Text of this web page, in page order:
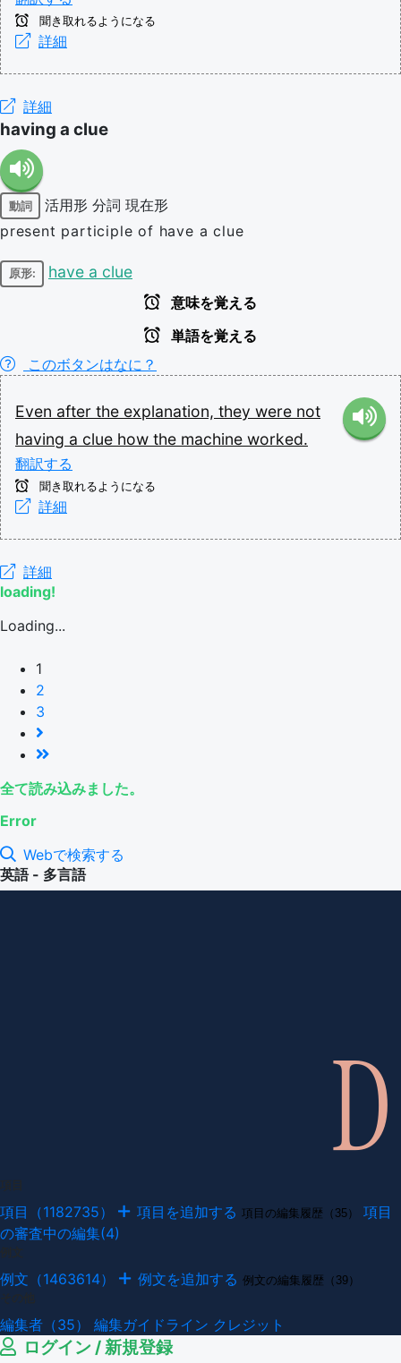
聞き取れるようになる
詳細
詳細
having a clue
動詞 活用形 分詞 現在形
present participle of have a clue
原形: have a clue
意味を覚える
単語を覚える
このボタンはなに？
Even after the explanation, they were not
having a clue how the machine worked.
翻訳する
聞き取れるようになる
詳細
詳細
loading!
Loading...
1
2
3
全て読み込みました。
Error
Webで検索する
英語 - 多言語
項目（1182735） 項目を追加する 項目の編集履歴（35）
項目
の審査中の編集(4)
例文（1463614） 例文を追加する 例文の編集履歴（39）
編集者（35） 編集ガイドライン クレジット
ログイン / 新規登録